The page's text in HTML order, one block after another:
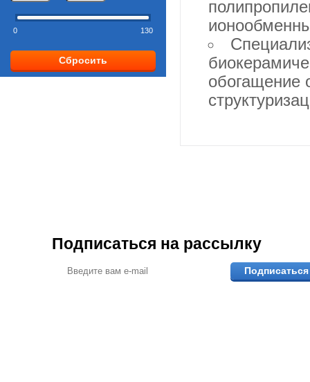
0 130
Сбросить
обогащение
Подписаться на рассылку
Подписаться